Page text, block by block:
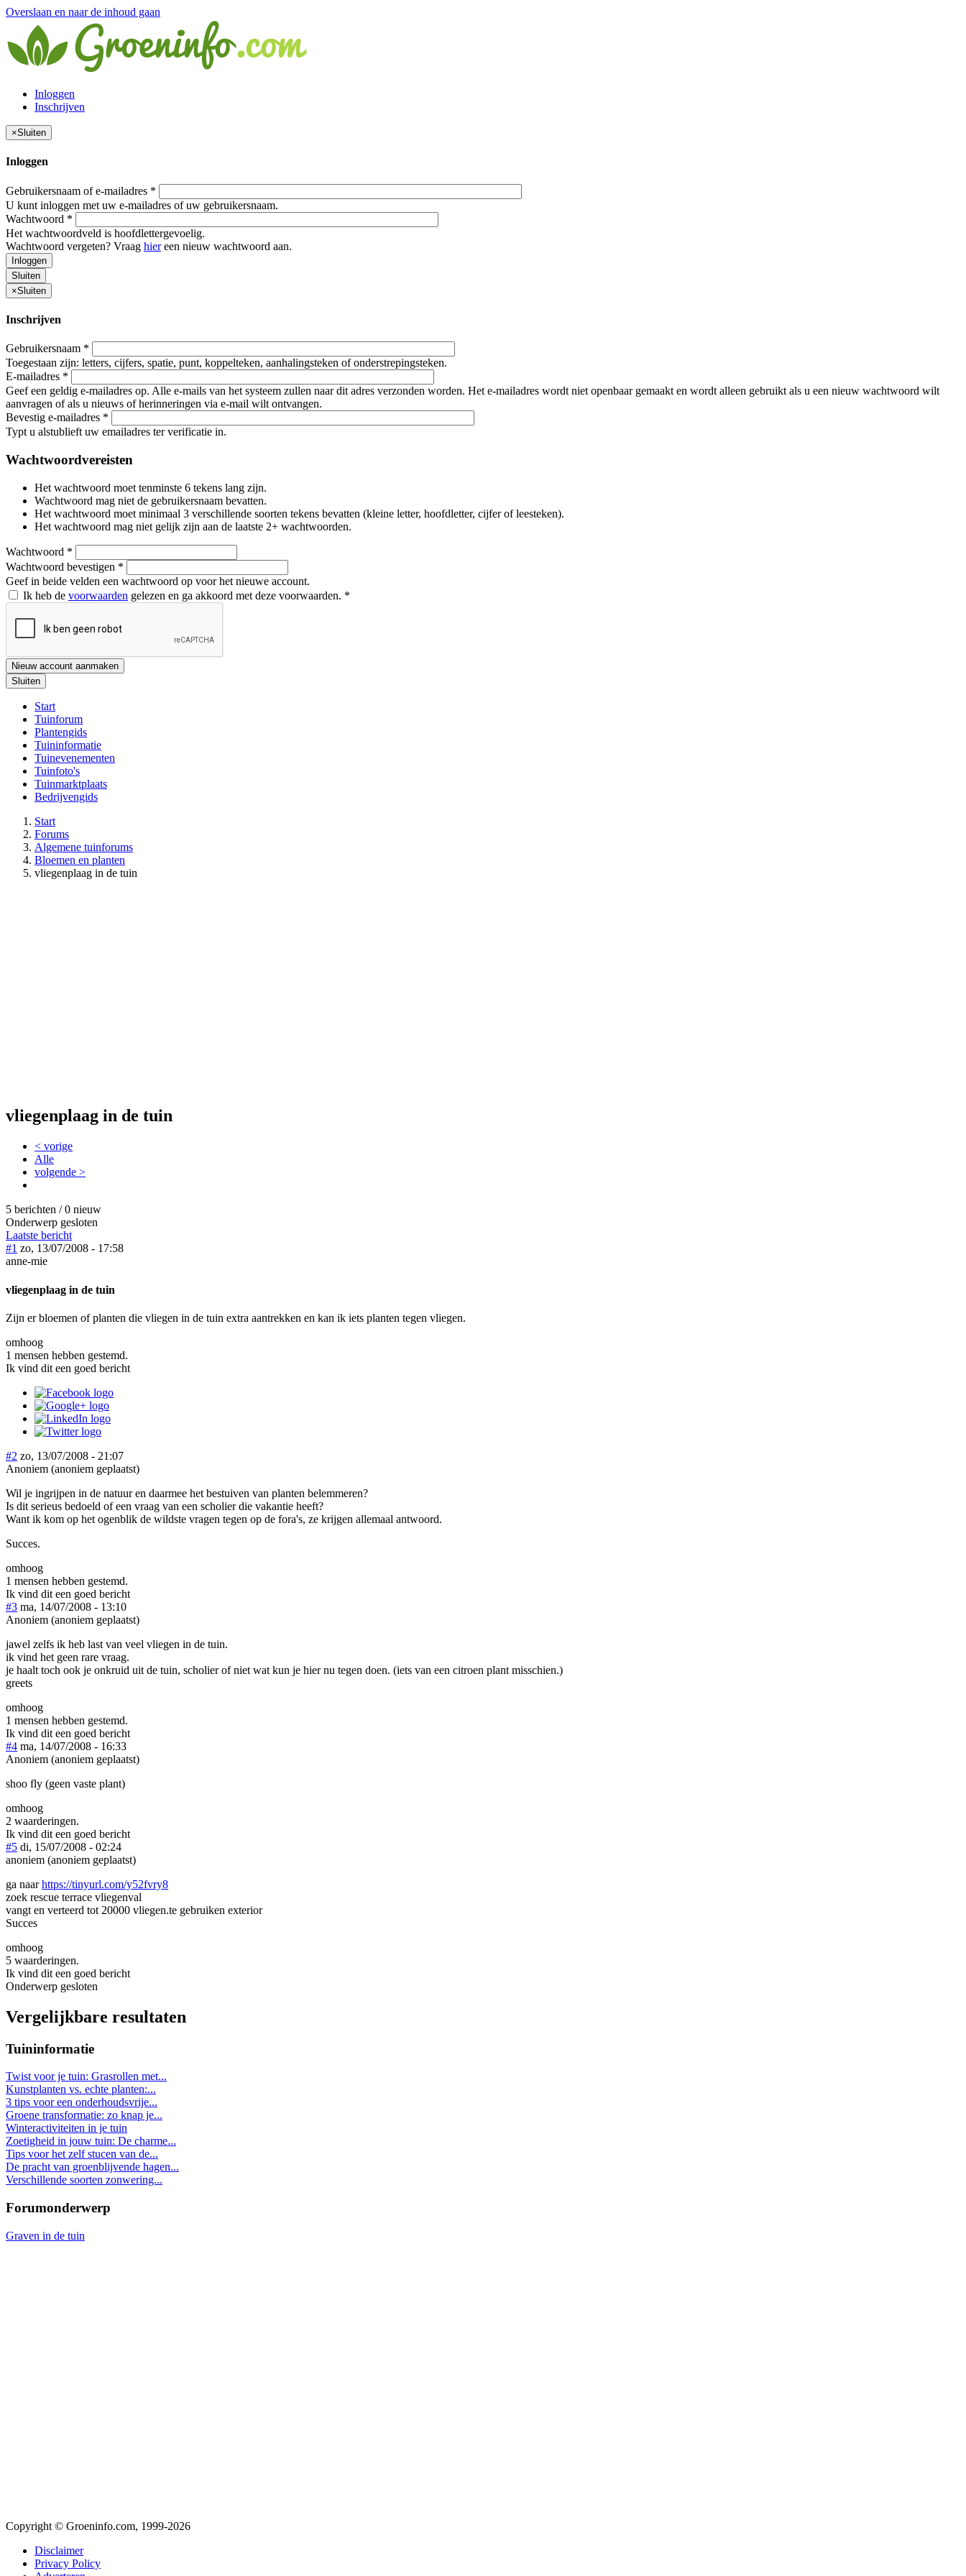
Overslaan en naar de inhoud gaan
Inloggen
Inschrijven
×Sluiten
Inloggen
Gebruikersnaam of e-mailadres *
U kunt inloggen met uw e-mailadres of uw gebruikersnaam.
Wachtwoord *
Het wachtwoordveld is hoofdlettergevoelig.
Wachtwoord vergeten? Vraag hiereen nieuw wachtwoord aan.
Inloggen
Sluiten
×Sluiten
Inschrijven
Gebruikersnaam *
Toegestaan zijn: letters, cijfers, spatie, punt, koppelteken, aanhalingsteken of onderstrepingsteken.
E-mailadres *
Geef een geldig e-mailadres op. Alle e-mails van het systeem zullen naar dit adres verzonden worden. Het e-mailadres wordt niet openbaar gemaakt en wordt alleen gebruikt als u een nieuw wachtwoord wilt
aanvragen of als u nieuws of herinneringen via e-mail wilt ontvangen.
Bevestig e-mailadres *
Typt u alstublieft uw emailadres ter verificatie in.
Wachtwoordvereisten
Het wachtwoord moet tenminste 6 tekens lang zijn.
Wachtwoord mag niet de gebruikersnaam bevatten.
Het wachtwoord moet minimaal 3 verschillende soorten tekens bevatten (kleine letter, hoofdletter, cijfer of leesteken).
Het wachtwoord mag niet gelijk zijn aan de laatste 2+ wachtwoorden.
Wachtwoord *
Wachtwoord bevestigen *
Geef in beide velden een wachtwoord op voor het nieuwe account.
Ik heb de voorwaarden gelezen en ga akkoord met deze voorwaarden. *
Nieuw account aanmaken
Sluiten
Start
Tuinforum
Plantengids
Tuininformatie
Tuinevenementen
Tuinfoto's
Tuinmarktplaats
Bedrijvengids
Start
Forums
Algemene tuinforums
Bloemen en planten
vliegenplaag in de tuin
vliegenplaag in de tuin
< vorige
Alle
volgende >
5 berichten / 0 nieuw
Onderwerp gesloten
Laatste bericht
#1 zo, 13/07/2008 - 17:58
anne-mie
vliegenplaag in de tuin
Zijn er bloemen of planten die vliegen in de tuin extra aantrekken en kan ik iets planten tegen vliegen.
omhoog
1 mensen hebben gestemd.
Ik vind dit een goed bericht
#2 zo, 13/07/2008 - 21:07
Anoniem (anoniem geplaatst)
Wil je ingrijpen in de natuur en daarmee het bestuiven van planten belemmeren?
Is dit serieus bedoeld of een vraag van een scholier die vakantie heeft?
Want ik kom op het ogenblik de wildste vragen tegen op de fora's, ze krijgen allemaal antwoord.
Succes.
omhoog
1 mensen hebben gestemd.
Ik vind dit een goed bericht
#3 ma, 14/07/2008 - 13:10
Anoniem (anoniem geplaatst)
jawel zelfs ik heb last van veel vliegen in de tuin.
ik vind het geen rare vraag.
je haalt toch ook je onkruid uit de tuin, scholier of niet wat kun je hier nu tegen doen. (iets van een citroen plant misschien.)
greets
omhoog
1 mensen hebben gestemd.
Ik vind dit een goed bericht
#4 ma, 14/07/2008 - 16:33
Anoniem (anoniem geplaatst)
shoo fly (geen vaste plant)
omhoog
2 waarderingen.
Ik vind dit een goed bericht
#5 di, 15/07/2008 - 02:24
anoniem (anoniem geplaatst)
ga naarhttps://tinyurl.com/y52fvry8
zoek rescue terrace vliegenval
vangt en verteerd tot 20000 vliegen.te gebruiken exterior
Succes
omhoog
5 waarderingen.
Ik vind dit een goed bericht
Onderwerp gesloten
Vergelijkbare resultaten
Tuininformatie
Twist voor je tuin: Grasrollen met...
Kunstplanten vs. echte planten:...
3 tips voor een onderhoudsvrije...
Groene transformatie: zo knap je...
Winteractiviteiten in je tuin
Zoetigheid in jouw tuin: De charme...
Tips voor het zelf stucen van de...
De pracht van groenblijvende hagen...
Verschillende soorten zonwering...
Forumonderwerp
Graven in de tuin
Copyright © Groeninfo.com, 1999-2026
Disclaimer
Privacy Policy